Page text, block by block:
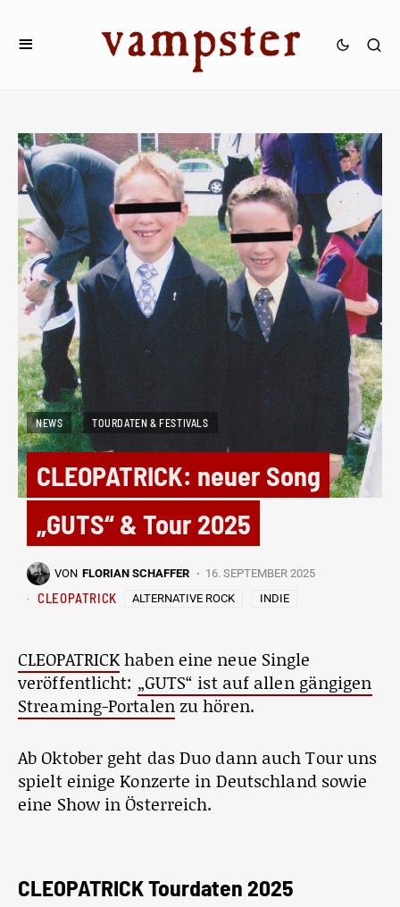
NEWS TOURDATEN & FESTIVALS
CLEOPATRICK: neuer Song
„GUTS“ & Tour 2025
VON FLORIAN SCHAFFER 16. SEPTEMBER 2025
CLEOPATRICK ALTERNATIVE ROCK INDIE
CLEOPATRICKhaben eine neue Single
veröffentlicht: „GUTS“ ist auf allen gängigen
Streaming-Portalenzu hören.
Ab Oktober geht das Duo dann auch Tour uns
spielt einige Konzerte in Deutschland sowie
eine Show in Österreich.
CLEOPATRICK Tourdaten 2025